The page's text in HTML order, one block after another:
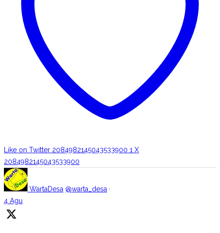
Like on Twitter 2084982145043533900 1 X
2084982145043533900
WartaDesa @warta_desa ·
4 Agu